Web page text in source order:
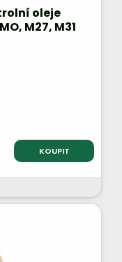
oleje
M27, M31
KOUPIT